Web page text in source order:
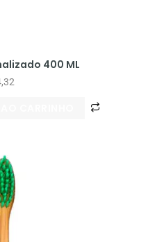
400 ML